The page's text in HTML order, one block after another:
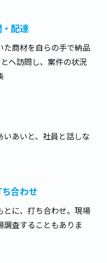
配達
た商材を自らの手で納品
へ訪問し、案件の状況
いあいと、社員と話しな
合わせ
とに、打ち合わせ。現場
調査することもありま